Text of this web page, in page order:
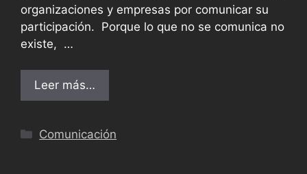
organizaciones y empresas por comunicar su
participación. Porque lo que no se comunica no
existe, …
Leer más…
Comunicación